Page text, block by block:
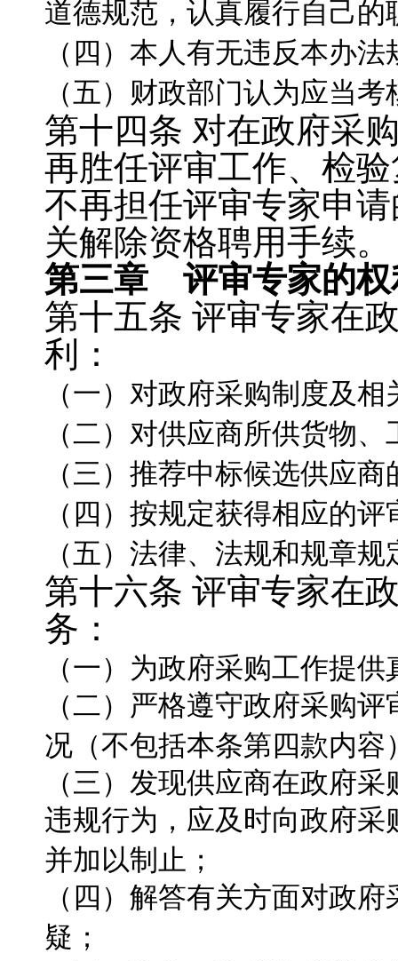
道德规范，认真履行自己的
（四）本人有无违反本办
（五）财政部门认为应当
第十四条 对在政府采
再胜任评审工作、检
不再担任评审专家申
关解除资格聘用手续。
第三章 评审专家的权
第十五条 评审专家在
利：
（一）对政府采购制度及
（二）对供应商所供货物
（三）推荐中标候选供应
（四）按规定获得相应的
（五）法律、法规和规章
第十六条 评审专家在
务：
（一）为政府采购工作提
（二）严格遵守政府采购
况（不包括本条第四款内容
（三）发现供应商在政府
违规行为，应及时向政府
并加以制止；
（四）解答有关方面对政
疑；